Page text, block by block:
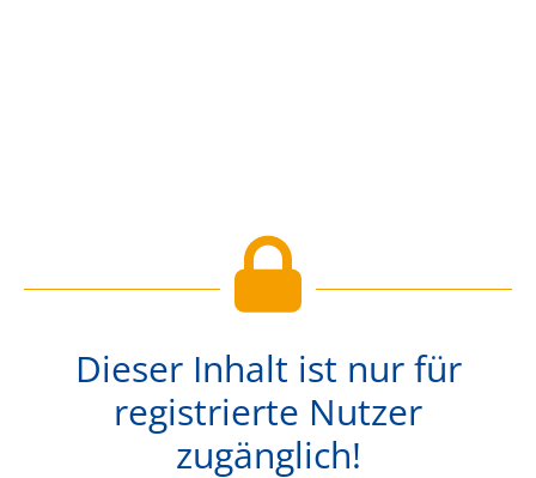
Dieser Inhalt ist nur für
registrierte Nutzer
zugänglich!